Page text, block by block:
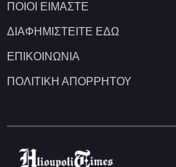
ΠΟΙΟΙ ΕΙΜΑΣΤΕ
ΔΙΑΦΗΜΙΣΤΕΙΤΕ ΕΔΩ
ΕΠΙΚΟΙΝΩΝΙΑ
ΠΟΛΙΤΙΚΗ ΑΠΟΡΡΗΤΟΥ